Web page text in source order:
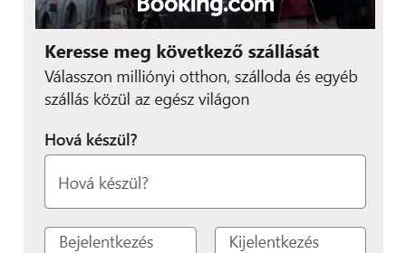
ostromolva – egy új világcsúccsal.